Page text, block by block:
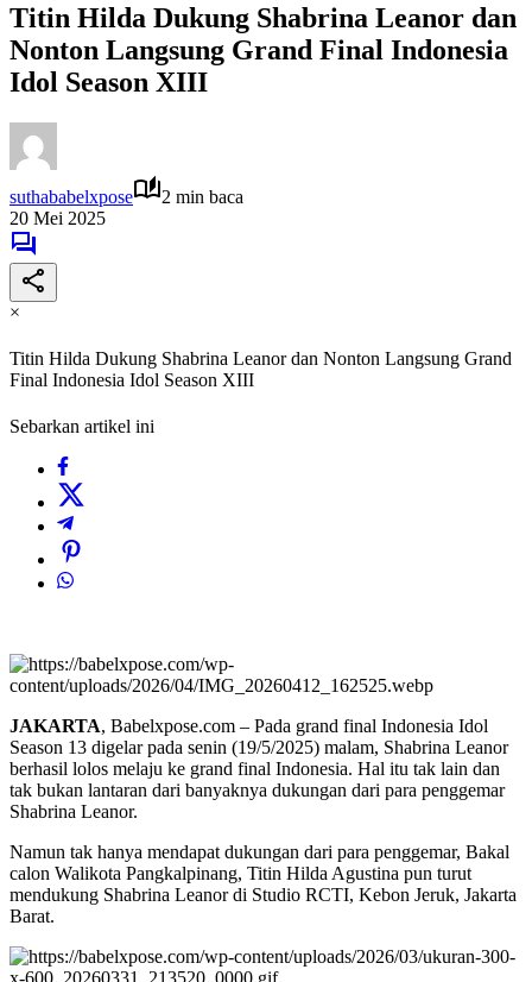
Titin Hilda Dukung Shabrina Leanor dan
Nonton Langsung Grand Final Indonesia
Idol Season XIII
suthababelxpose
2 min baca
20 Mei 2025
×
Titin Hilda Dukung Shabrina Leanor dan Nonton Langsung Grand
Final Indonesia Idol Season XIII
Sebarkan artikel ini
JAKARTA, Babelxpose.com – Pada grand final Indonesia Idol
Season 13 digelar pada senin (19/5/2025) malam, Shabrina Leanor
berhasil lolos melaju ke grand final Indonesia. Hal itu tak lain dan
tak bukan lantaran dari banyaknya dukungan dari para penggemar
Shabrina Leanor.
Namun tak hanya mendapat dukungan dari para penggemar, Bakal
calon Walikota Pangkalpinang, Titin Hilda Agustina pun turut
mendukung Shabrina Leanor di Studio RCTI, Kebon Jeruk, Jakarta
Barat.